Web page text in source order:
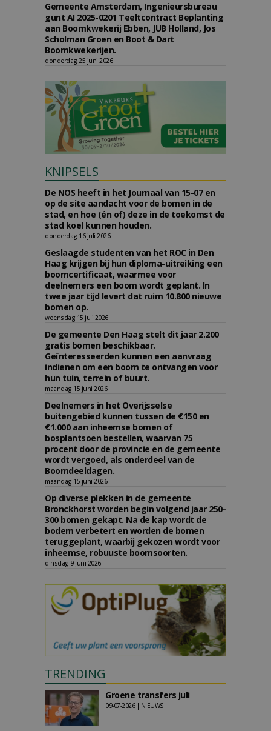
Gemeente Amsterdam, Ingenieursbureau
gunt AI 2025-0201 Teeltcontract Beplanting
aan Boomkwekerij Ebben, JUB Holland, Jos
Scholman Groen en Boot & Dart
Boomkwekerijen.
donderdag 25 juni 2026
KNIPSELS
De NOS heeft in het Journaal van 15-07 en
op de site aandacht voor de bomen in de
stad, en hoe (én of) deze in de toekomst de
stad koel kunnen houden.
donderdag 16 juli 2026
Geslaagde studenten van het ROC in Den
Haag krijgen bij hun diploma-uitreiking een
boomcertificaat, waarmee voor
deelnemers een boom wordt geplant. In
twee jaar tijd levert dat ruim 10.800 nieuwe
bomen op.
woensdag 15 juli 2026
De gemeente Den Haag stelt dit jaar 2.200
gratis bomen beschikbaar.
Geïnteresseerden kunnen een aanvraag
indienen om een boom te ontvangen voor
hun tuin, terrein of buurt.
maandag 15 juni 2026
Deelnemers in het Overijsselse
buitengebied kunnen tussen de €150 en
€1.000 aan inheemse bomen of
bosplantsoen bestellen, waarvan 75
procent door de provincie en de gemeente
wordt vergoed, als onderdeel van de
Boomdeeldagen.
maandag 15 juni 2026
Op diverse plekken in de gemeente
Bronckhorst worden begin volgend jaar 250-
300 bomen gekapt. Na de kap wordt de
bodem verbetert en worden de bomen
teruggeplant, waarbij gekozen wordt voor
inheemse, robuuste boomsoorten.
dinsdag 9 juni 2026
TRENDING
Groene transfers juli
09-07-2026 | NIEUWS